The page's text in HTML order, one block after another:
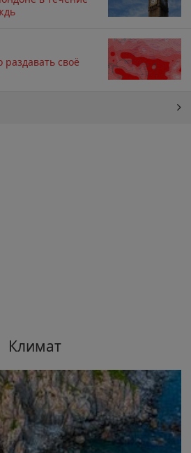
своё
Климат